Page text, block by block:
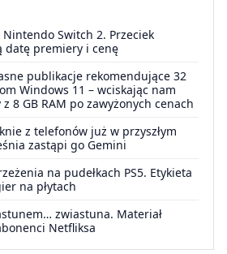
Switch 2. Przeciek
datę premiery i cenę
publikacje rekomendujące 32
Windows 11 – wciskając nam
8 GB RAM po zawyżonych cenach
z telefonów już w przyszłym
zastąpi go Gemini
na pudełkach PS5. Etykieta
na płytach
zwiastuna. Materiał
Netfliksa